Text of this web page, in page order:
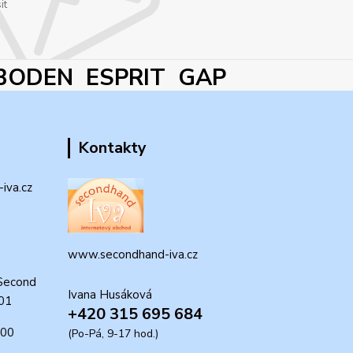
ESPRIT GAP
Kontakty
www.secondhand-iva.cz
Ivana Husáková
+420 315 695 684
(Po-Pá, 9-17 hod.)